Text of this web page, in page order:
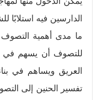
الدارسين فيه استلابًا
ما مدى أهمية
للتصوف أن يسهم في
العريق ويساهم في
تفسير الحنين إلى